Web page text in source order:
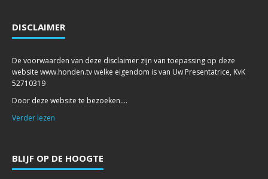
DISCLAIMER
De voorwaarden van deze disclaimer zijn van toepassing op deze
website www.honden.tv welke eigendom is van Uw Presentatrice, KvK
52710319
Door deze website te bezoeken....
Verder lezen
BLIJF OP DE HOOGTE